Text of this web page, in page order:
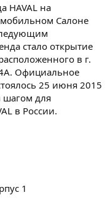
HAVAL на
Салоне
стало открытие
в г.
Официальное
25 июня 2015
шагом для
в России.
1